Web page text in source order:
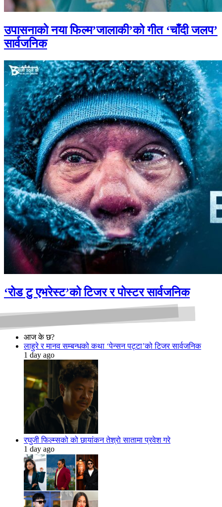
उपासनाको नया फिल्म’जालाकी’को गीत ‘चाँदी जलप’
सार्वजनिक
‘रोड टु एभरेस्ट’को टिजर र पोस्टर सार्वजनिक
आज के छ?
लाहुरे र मानव सम्बन्धको कथा ‘पेन्सन पट्टा’को टिजर सार्वजनिक
1 day ago
रघुजी फिल्म्सको को छायांकन तेश्रो सातामा प्रवेश गरे
1 day ago